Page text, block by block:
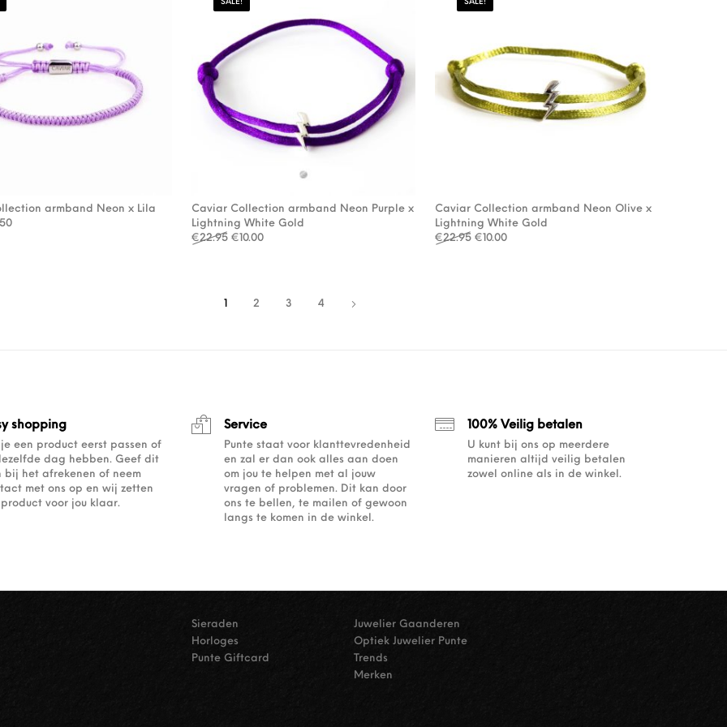
armband Neon x Lila
prijs was: €14.95.
Huidige prijs is: €7.50.
Caviar Collection armband Neon Purple x
Lightning White Gold
€22.95 Oorspronkelijke prijs was: €22.95.
€10.00Huidige prijs is: €10.00.
Caviar Collection armband Neon Olive x
Lightning White Gold
€22.95 Oorspronkelijke prijs was: €22.95.
€10.00Huidige prijs is: €10.00.
1 2 3 4
shopping
een product eerst passen of
dag hebben. Geef dit
bij het afrekenen of neem
met ons op en wij zetten
product voor jou klaar.
Service
Punte staat voor klanttevredenheid
en zal er dan ook alles aan doen
om jou te helpen met al jouw
vragen of problemen. Dit kan door
ons te bellen, te mailen of gewoon
langs te komen in de winkel.
100% Veilig betalen
U kunt bij ons op meerdere
manieren altijd veilig betalen
zowel online als in de winkel.
Sieraden
Horloges
Punte Giftcard
Juwelier Gaanderen
Optiek Juwelier Punte
Trends
Merken